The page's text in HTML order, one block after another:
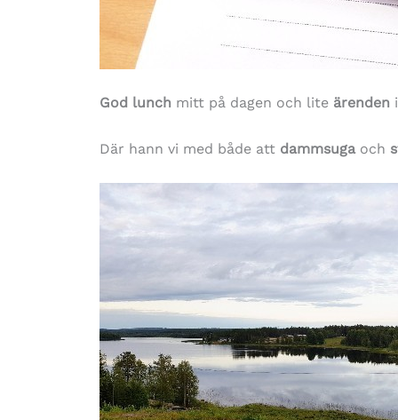
God lunch mitt på dagen och lite ärenden
Där hann vi med både att dammsugaoch